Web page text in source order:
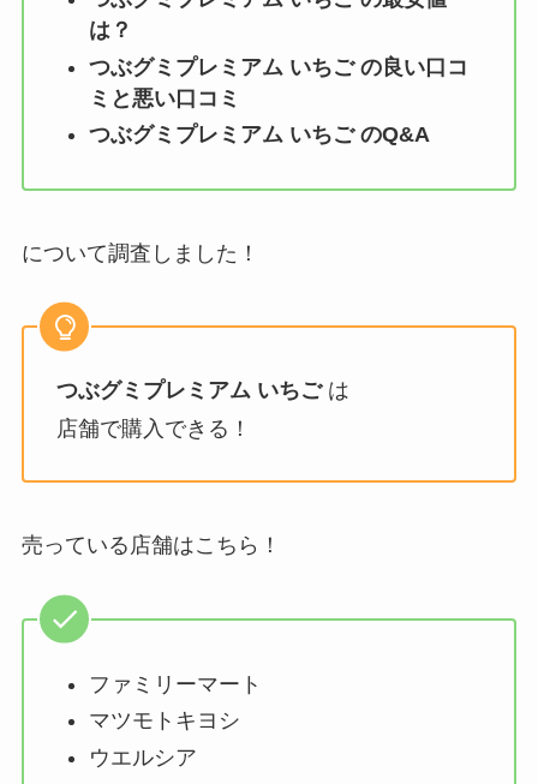
は？
つぶグミプレミアム いちご の良い口コ
ミと悪い口コミ
つぶグミプレミアム いちご のQ&A
について調査しました！
つぶグミプレミアム いちご は
店舗で購入できる！
売っている店舗はこちら！
ファミリーマート
マツモトキヨシ
ウエルシア